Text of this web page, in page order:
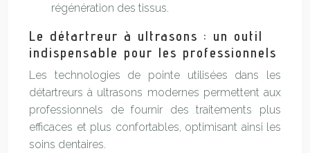
régénération des tissus.
Le détartreur à ultrasons : un outil
indispensable pour les professionnels
Les technologies de pointe utilisées dans les
détartreurs à ultrasons modernes permettent aux
professionnels de fournir des traitements plus
efficaces et plus confortables, optimisant ainsi les
soins dentaires.